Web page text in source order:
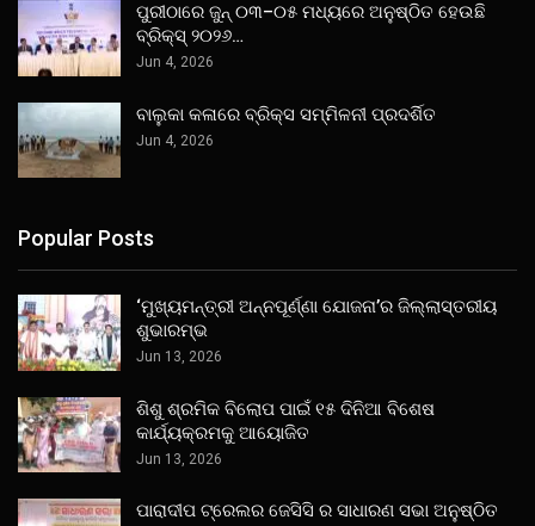
ପୁରୀଠାରେ ଜୁନ୍ ୦୩–୦୫ ମଧ୍ୟରେ ଅନୁଷ୍ଠିତ ହେଉଛି
ବ୍ରିକ୍ସ୍ ୨୦୨୬…
Jun 4, 2026
ବାଲୁକା କଳାରେ ବ୍ରିକ୍ସ ସମ୍ମିଳନୀ ପ୍ରଦର୍ଶିତ
Jun 4, 2026
Popular Posts
‘ମୁଖ୍ୟମନ୍ତ୍ରୀ ଅନ୍ନପୂର୍ଣ୍ଣା ଯୋଜନା’ର ଜିଲ୍ଲାସ୍ତରୀୟ
ଶୁଭାରମ୍ଭ
Jun 13, 2026
ଶିଶୁ ଶ୍ରମିକ ବିଲୋପ ପାଇଁ ୧୫ ଦିନିଆ ବିଶେଷ
କାର୍ଯ୍ୟକ୍ରମକୁ ଆୟୋଜିତ
Jun 13, 2026
ପାରାଦୀପ ଟ୍ରେଲର ଜେସିସି ର ସାଧାରଣ ସଭା ଅନୁଷ୍ଠିତ